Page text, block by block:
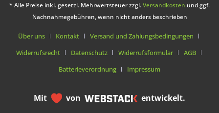
* Alle Preise inkl. gesetzl. Mehrwertsteuer zzgl.Versandkosten und ggf.
Nachnahmegebühren, wenn nicht anders beschrieben
Über uns Kontakt
Versand und Zahlungsbedingungen
Widerrufsrecht
Datenschutz Widerrufsformular
AGB
Batterieverordnung
Impressum
Mit von entwickelt.